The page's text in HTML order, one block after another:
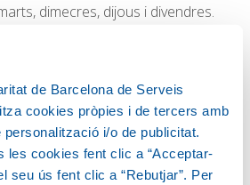
de Barcelona de Serveis
cookies pròpies i de tercers amb
personalització i/o de publicitat.
les cookies fent clic a “Acceptar-
seu ús fent clic a “Rebutjar”. Per
dimecres, dijous i divendres.
al 5 de juny